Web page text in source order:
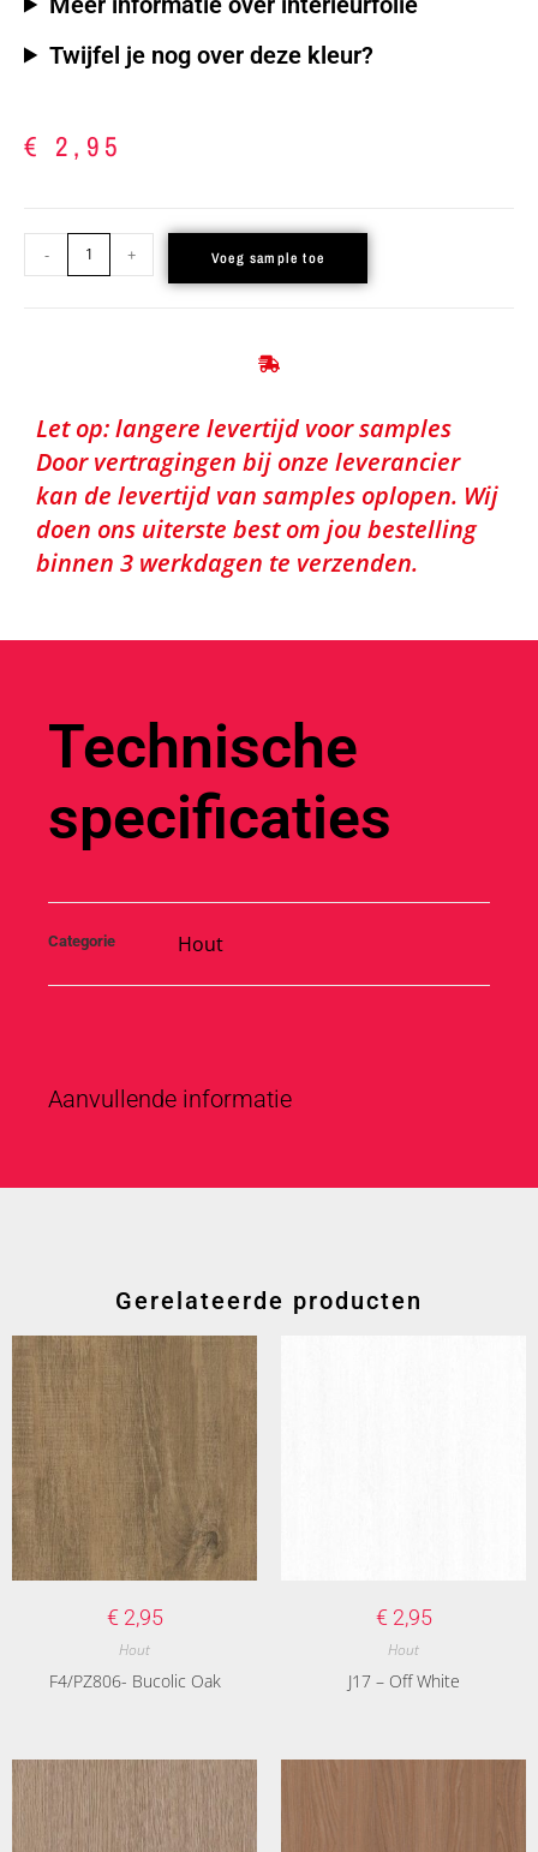
Twijfel je nog over deze kleur?
€ 2,95
- + Voeg sample toe
Let op: langere levertijd voor samples
Door vertragingen bij onze leverancier
kan de levertijd van samples oplopen. Wij
doen ons uiterste best om jou bestelling
binnen 3 werkdagen te verzenden.
Technische
specificaties
Categorie Hout
Aanvullende informatie
Gerelateerde producten
€ 2,95
Hout
F4/PZ806- Bucolic Oak
€ 2,95
Hout
J17 – Off White